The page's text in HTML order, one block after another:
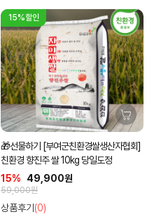
15%할인
🎁선물하기 [부여군친환경쌀생산자협회]
친환경 향진주 쌀 10kg 당일도정
15%
49,900원
59,000원
상품후기 (0)